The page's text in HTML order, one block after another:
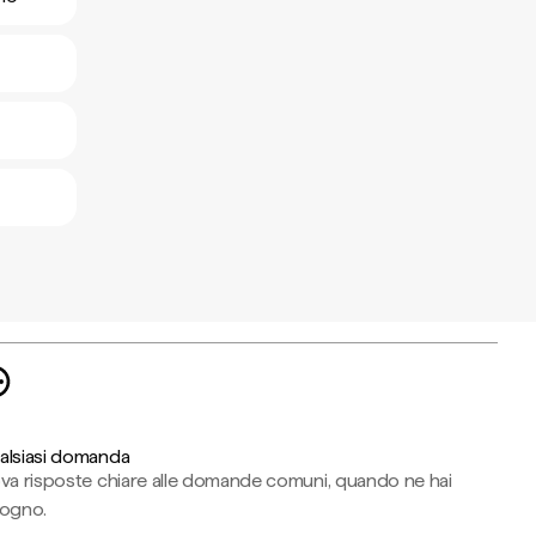
domanda
risposte chiare alle domande comuni, quando ne hai